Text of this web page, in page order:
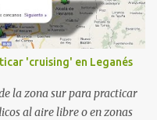
'cruising' en Leganés
la zona sur para practicar
al aire libre o en zonas